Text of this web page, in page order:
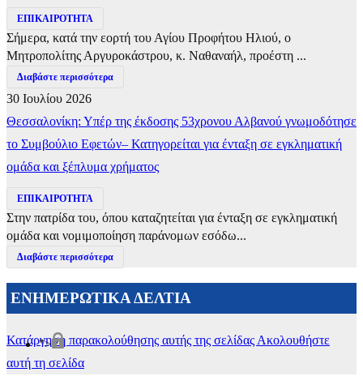
ΕΠΙΚΑΙΡΟΤΗΤΑ
Σήμερα, κατά την εορτή του Αγίου Προφήτου Ηλιού, ο
Μητροπολίτης Αργυροκάστρου, κ. Ναθαναήλ, προέστη ...
Διαβάστε περισσότερα
30 Ιουλίου 2026
Θεσσαλονίκη: Υπέρ της έκδοσης 53χρονου Αλβανού γνωμοδότησε
το Συμβούλιο Εφετών– Κατηγορείται για ένταξη σε εγκληματική
ομάδα και ξέπλυμα χρήματος
ΕΠΙΚΑΙΡΟΤΗΤΑ
Στην πατρίδα του, όπου καταζητείται για ένταξη σε εγκληματική
ομάδα και νομιμοποίηση παράνομων εσόδω...
Διαβάστε περισσότερα
ΕΝΗΜΕΡΩΤΙΚΑ ΔΕΛΤΙΑ
Κατάργηση παρακολούθησης αυτής της σελίδας Ακολουθήστε
αυτή τη σελίδα
">